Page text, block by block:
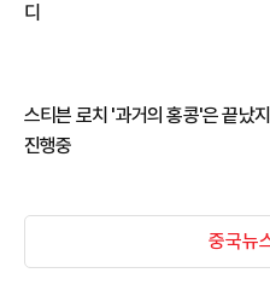
디
스티븐 로치 '과거의 홍콩'은 끝났
진행중
중국뉴